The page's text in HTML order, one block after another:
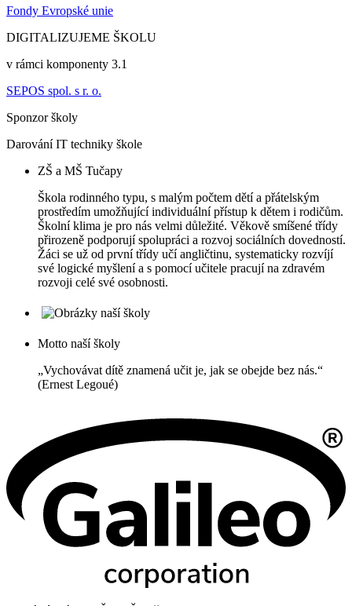
Fondy Evropské unie
DIGITALIZUJEME ŠKOLU
v rámci komponenty 3.1
SEPOS spol. s r. o.
Sponzor školy
Darování IT techniky škole
ZŠ a MŠ Tučapy
Škola rodinného typu, s malým počtem dětí a přátelským
prostředím umožňující individuální přístup k dětem i rodičům.
Školní klima je pro nás velmi důležité. Věkově smíšené třídy
přirozeně podporují spolupráci a rozvoj sociálních dovedností.
Žáci se už od první třídy učí angličtinu, systematicky rozvíjí
své logické myšlení a s pomocí učitele pracují na zdravém
rozvoji celé své osobnosti.
Motto naší školy
„Vychovávat dítě znamená učit je, jak se obejde bez nás.“
(Ernest Legoué)